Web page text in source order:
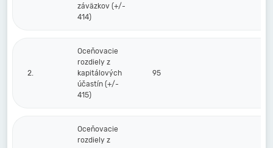
záväzkov (+/-
414)
2.
Oceňovacie
rozdiely z
kapitálových
účastín (+/-
415)
95
Oceňovacie
rozdiely z